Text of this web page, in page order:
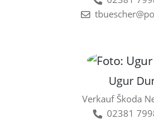
Ugur
Verkauf Škoda
02381